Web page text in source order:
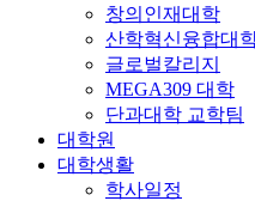
창의인재대학
산학혁신융합대
글로벌칼리지
MEGA309 대학
단과대학 교학팀
대학원
대학생활
학사일정